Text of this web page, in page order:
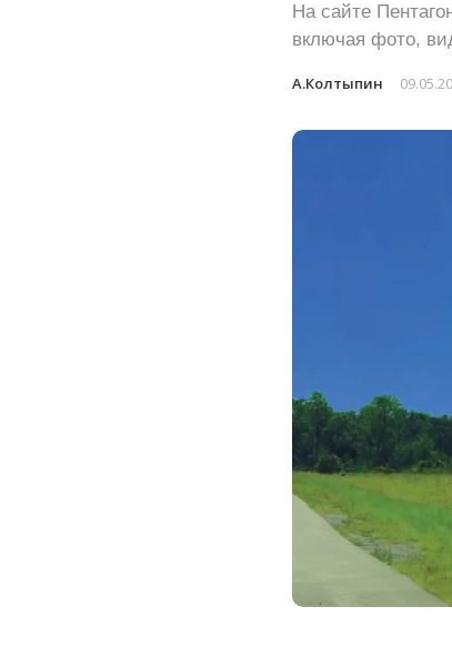
На сайте
включая фото,
А.Колтыпин